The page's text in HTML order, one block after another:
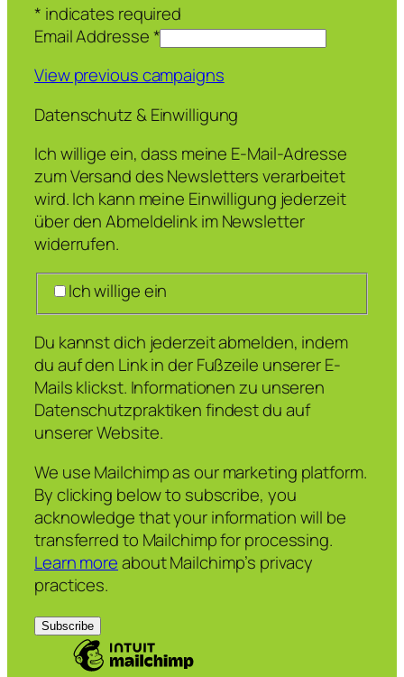
* indicates required
Email Addresse*
View previous campaigns
Datenschutz & Einwilligung
Ich willige ein, dass meine E-Mail-Adresse
zum Versand des Newsletters verarbeitet
wird. Ich kann meine Einwilligung jederzeit
über den Abmeldelink im Newsletter
widerrufen.
Ich willige ein
Du kannst dich jederzeit abmelden, indem
du auf den Link in der Fußzeile unserer E-
Mails klickst. Informationen zu unseren
Datenschutzpraktiken findest du auf
unserer Website.
We use Mailchimp as our marketing platform.
By clicking below to subscribe, you
acknowledge that your information will be
transferred to Mailchimp for processing.
Learn moreabout Mailchimp’s privacy
practices.